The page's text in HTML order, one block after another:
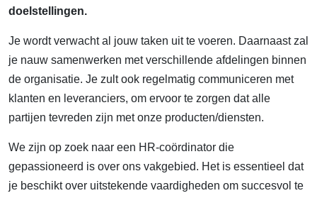
doelstellingen.
Je wordt verwacht al jouw taken uit te voeren. Daarnaast zal
je nauw samenwerken met verschillende afdelingen binnen
de organisatie. Je zult ook regelmatig communiceren met
klanten en leveranciers, om ervoor te zorgen dat alle
partijen tevreden zijn met onze producten/diensten.
We zijn op zoek naar een HR-coördinator die
gepassioneerd is over ons vakgebied. Het is essentieel dat
je beschikt over uitstekende vaardigheden om succesvol te